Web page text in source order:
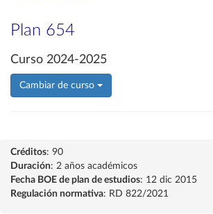
Plan 654
Curso 2024-2025
Cambiar de curso
Créditos: 90
Duración: 2 años académicos
Fecha BOE de plan de estudios: 12 dic 2015
Regulación normativa: RD 822/2021